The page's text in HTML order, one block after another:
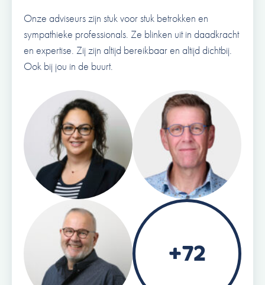
Onze adviseurs zijn stuk voor stuk betrokken en
sympathieke professionals. Ze blinken uit in daadkracht
en expertise. Zij zijn altijd bereikbaar en altijd dichtbij.
Ook bij jou in de buurt.
+72